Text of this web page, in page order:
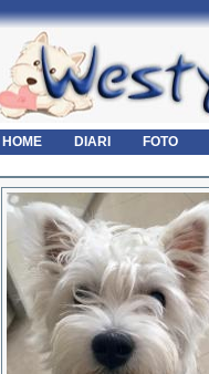
HOME DIARI FOTO